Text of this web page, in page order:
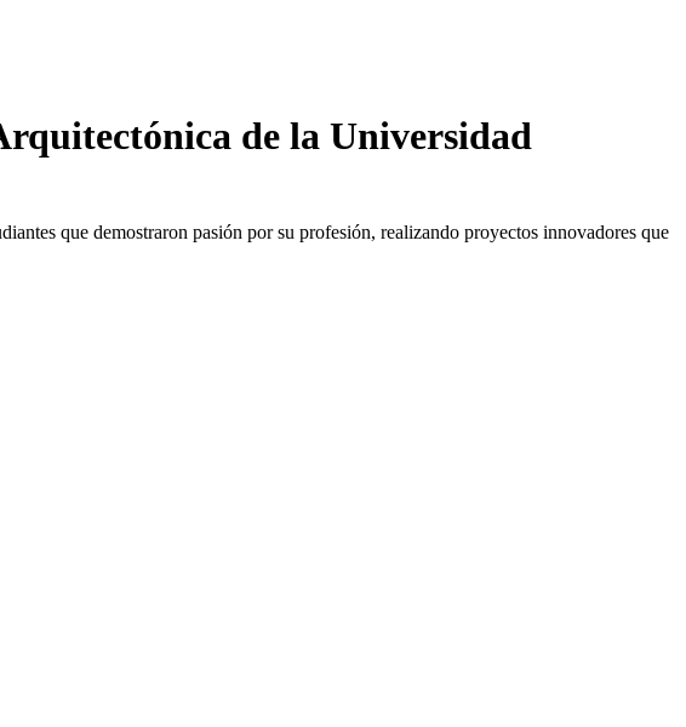
de la Universidad
que demostraron pasión por su profesión, realizando proyectos innovadores que